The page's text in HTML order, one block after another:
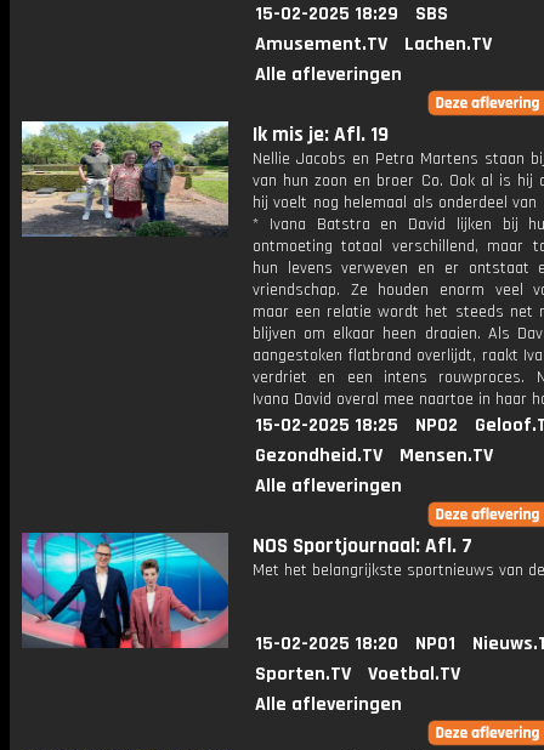
15-02-2025 18:29
SBS
Amusement.TV
Lachen.TV
Alle afleveringen
Ik mis je: Afl. 19
Nellie Jacobs en Petra Martens staan
van hun zoon en broer Co. Ook al is hij
hij voelt nog helemaal als onderdeel van
* Ivana Batstra en David lijken bij
ontmoeting totaal verschillend, maar
hun levens verweven en er ontstaat
vriendschap. Ze houden enorm veel
maar een relatie wordt het steeds net
blijven om elkaar heen draaien. Als
aangestoken flatbrand overlijdt, raakt
verdriet en een intens rouwproces.
Ivana David overal mee naartoe in haar
15-02-2025 18:25 NPO2
Gezondheid.TV
Mensen.TV
Alle afleveringen
NOS Sportjournaal: Afl. 7
Met het belangrijkste sportnieuws van
15-02-2025 18:20 NPO1
Sporten.TV
Voetbal.TV
Alle afleveringen